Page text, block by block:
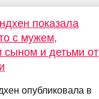
показала
с мужем,
сыном и детьми от
опубликовала в